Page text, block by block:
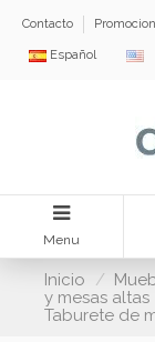
Contacto
Español
Menu
Inicio
y mesas altas
Taburete de